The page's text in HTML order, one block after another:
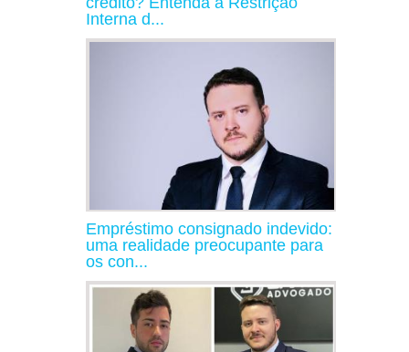
Interna d...
Empréstimo consignado indevido:
uma realidade preocupante para
os con...